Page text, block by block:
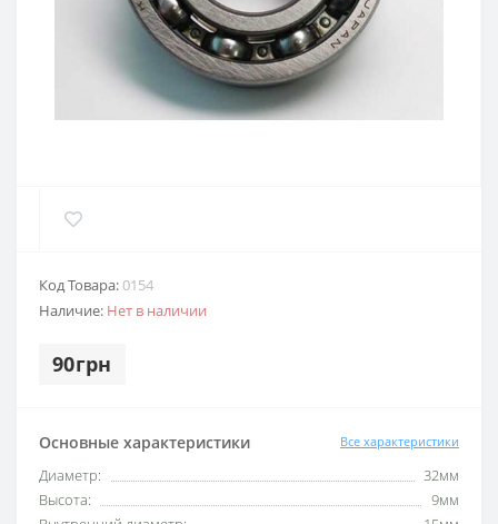
Код Товара:0154
Наличие: Нет в наличии
90грн
Основные характеристики Все характеристики
Диаметр:
32мм
Высота:
9мм